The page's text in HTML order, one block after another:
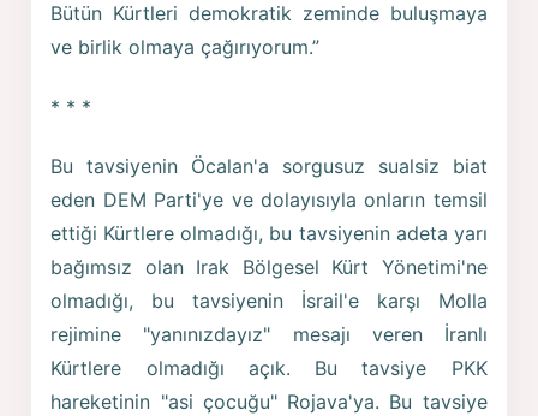
Bütün Kürtleri demokratik zeminde buluşmaya
ve birlik olmaya çağırıyorum.”
* * *
Bu tavsiyenin Öcalan'a sorgusuz sualsiz biat
eden DEM Parti'ye ve dolayısıyla onların temsil
ettiği Kürtlere olmadığı, bu tavsiyenin adeta yarı
bağımsız olan Irak Bölgesel Kürt Yönetimi'ne
olmadığı, bu tavsiyenin İsrail'e karşı Molla
rejimine "yanınızdayız" mesajı veren İranlı
Kürtlere olmadığı açık. Bu tavsiye PKK
hareketinin "asi çocuğu" Rojava'ya. Bu tavsiye